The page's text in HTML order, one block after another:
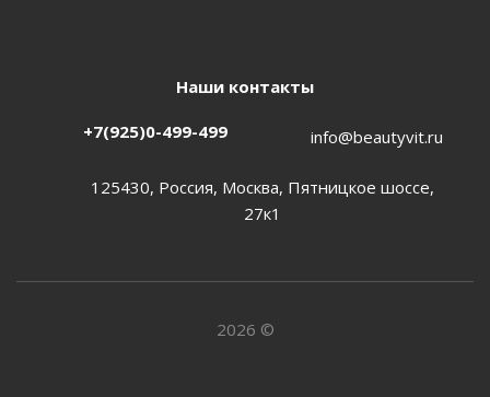
Наши контакты
+7(925)0-499-499 info@beautyvit.ru
125430, Россия, Москва, Пятницкое шоссе,
27к1
2026 ©